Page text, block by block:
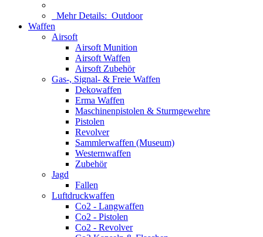
Mehr Details: Outdoor
Waffen
Airsoft
Airsoft Munition
Airsoft Waffen
Airsoft Zubehör
Gas-, Signal- & Freie Waffen
Dekowaffen
Erma Waffen
Maschinenpistolen & Sturmgewehre
Pistolen
Revolver
Sammlerwaffen (Museum)
Westernwaffen
Zubehör
Jagd
Fallen
Luftdruckwaffen
Co2 - Langwaffen
Co2 - Pistolen
Co2 - Revolver